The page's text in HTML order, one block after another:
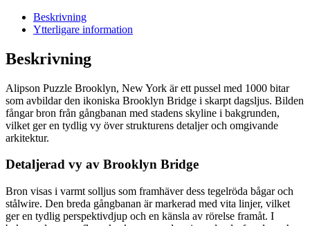
Beskrivning
Ytterligare information
Beskrivning
Alipson Puzzle Brooklyn, New York är ett pussel med 1000 bitar
som avbildar den ikoniska Brooklyn Bridge i skarpt dagsljus. Bilden
fångar bron från gångbanan med stadens skyline i bakgrunden,
vilket ger en tydlig vy över strukturens detaljer och omgivande
arkitektur.
Detaljerad vy av Brooklyn Bridge
Bron visas i varmt solljus som framhäver dess tegelröda bågar och
stålwire. Den breda gångbanan är markerad med vita linjer, vilket
ger en tydlig perspektivdjup och en känsla av rörelse framåt. I